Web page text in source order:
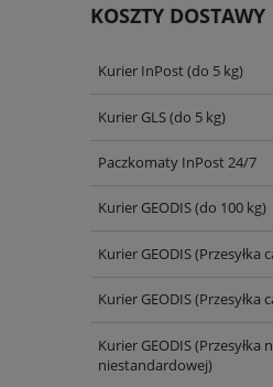
KOSZTY DOSTAWY
Kurier InPost(do 5 kg)
Kurier GLS(do 5 kg)
Paczkomaty InPost 24/7
Kurier GEODIS(do 100 kg)
Kurier GEODIS(Przesyłka
Kurier GEODIS(Przesyłka
Kurier GEODIS(Przesyłka
niestandardowej)